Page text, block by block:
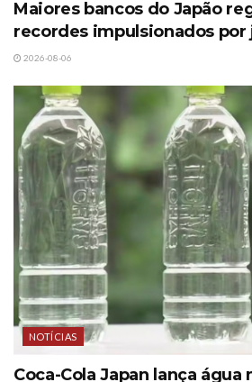
Maiores bancos do Japão
recordes impulsionados por
2026-08-06
NOTÍCIAS
Coca-Cola Japan lança água